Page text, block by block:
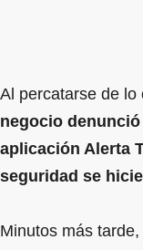
Al percatarse de lo
negocio
aplicación Alerta
seguridad se
Minutos más